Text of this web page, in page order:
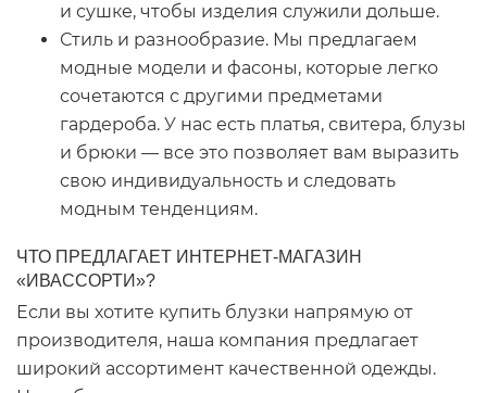
и сушке, чтобы изделия служили дольше.
Стиль и разнообразие. Мы предлагаем
модные модели и фасоны, которые легко
сочетаются с другими предметами
гардероба. У нас есть платья, свитера, блузы
и брюки — все это позволяет вам выразить
свою индивидуальность и следовать
модным тенденциям.
ЧТО ПРЕДЛАГАЕТ ИНТЕРНЕТ-МАГАЗИН
«ИВАССОРТИ»?
Если вы хотите купить блузки напрямую от
производителя, наша компания предлагает
широкий ассортимент качественной одежды.